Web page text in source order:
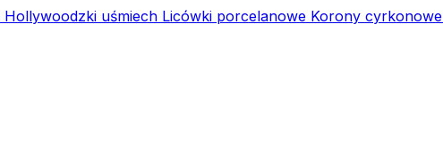
Hollywoodzki uśmiech Licówki porcelanowe Korony cyrkonowe